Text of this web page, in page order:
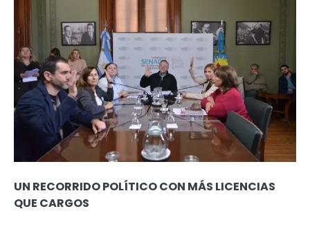
UN RECORRIDO POLÍTICO CON MÁS LICENCIAS
QUE CARGOS